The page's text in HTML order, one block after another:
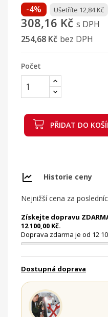
-4% Ušetříte 12,84 Kč
308,16 Kč s DPH
254,68 Kč bez DPH
Počet
PŘIDAT DO
Historie ceny
Nejnižší cena za
Získejte dopravu
12 100,00 Kč.
Doprava zdarma je od 12
Dostupná doprava